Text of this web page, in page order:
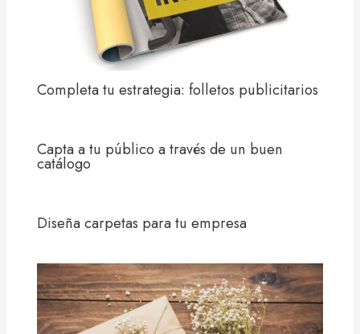
Completa tu estrategia: folletos publicitarios
Capta a tu público a través de un buen
catálogo
Diseña carpetas para tu empresa